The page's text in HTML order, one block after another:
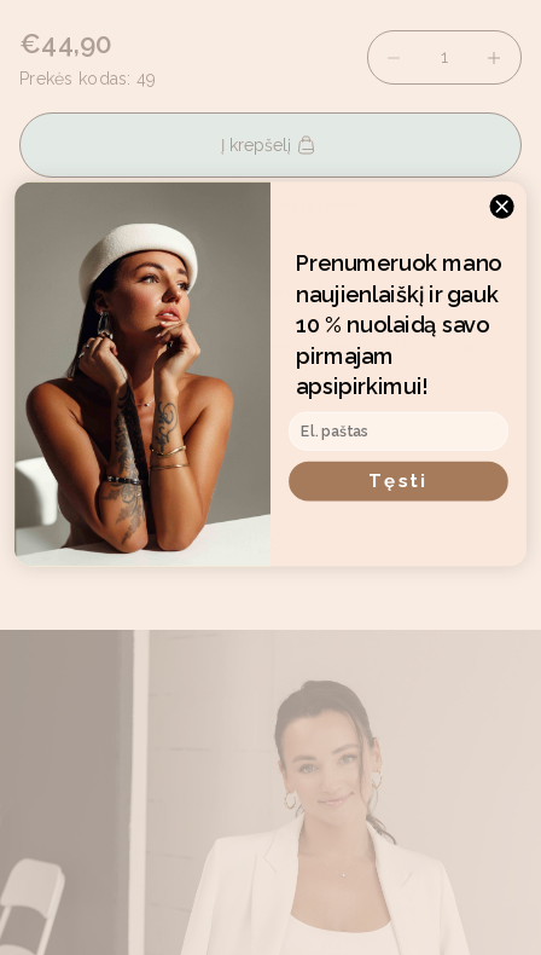
Pardavimo kaina
€44,90
Prekės kodas: 49
Sumažinti kiekį Padidinti
Į krepšelį
Apie produktą
Matinį atspalvį suteikianti presuota pudra, tinkanti
visiems odos tipams.
Ypatinga pudros formulė padeda išvengti odos blizgesio.
Sudėtyje nėra aliejų,...
Skaityti daugiau
Panaudojimas
Sudedamosios dalys
Prenumeruok mano
naujienlaiškį ir gauk
10 % nuolaidą savo
pirmajam
apsipirkimui!
El. paštas
Tęsti